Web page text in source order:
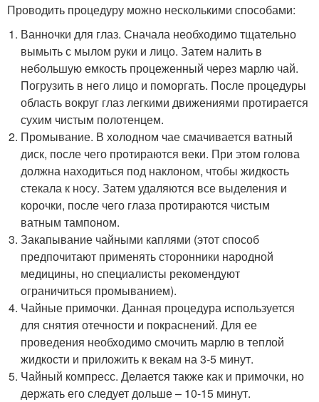
Проводить процедуру можно несколькими способами:
Ванночки для глаз. Сначала необходимо тщательно
вымыть с мылом руки и лицо. Затем налить в
небольшую емкость процеженный через марлю чай.
Погрузить в него лицо и поморгать. После процедуры
область вокруг глаз легкими движениями протирается
сухим чистым полотенцем.
Промывание. В холодном чае смачивается ватный
диск, после чего протираются веки. При этом голова
должна находиться под наклоном, чтобы жидкость
стекала к носу. Затем удаляются все выделения и
корочки, после чего глаза протираются чистым
ватным тампоном.
Закапывание чайными каплями (этот способ
предпочитают применять сторонники народной
медицины, но специалисты рекомендуют
ограничиться промыванием).
Чайные примочки. Данная процедура используется
для снятия отечности и покраснений. Для ее
проведения необходимо смочить марлю в теплой
жидкости и приложить к векам на 3-5 минут.
Чайный компресс. Делается также как и примочки, но
держать его следует дольше – 10-15 минут.